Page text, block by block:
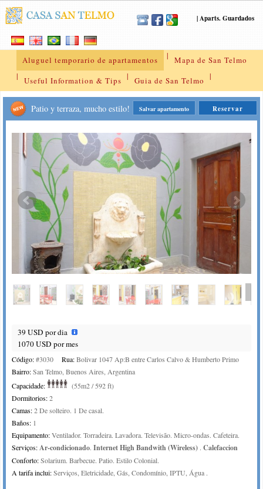
|Aparts. Guardados
Aluguel temporario de apartamentos |
Mapa de San Telmo
|
Useful Information & Tips | Guia de San Telmo |
Patio y terraza, mucho estilo! Reservar
Salvar apartamento
39 USD por dia
1070 USD por mes
Código:#3030 Rua:Bolivar 1047 Ap:B entre Carlos Calvo & Humberto Primo
Bairro:San Telmo, Buenos Aires, Argentina
Capacidade:
(55m2 / 592 ft)
Dormitorios:2
Camas:2 De solteiro. 1 De casal.
Baños: 1
Equipamento:Ventilador. Torradeira. Lavadora. Televisão. Micro-ondas. Cafeteira.
Serviços:Ar-condicionado. Internet High Bandwith (Wireless) . Calefaccion
Conforto:Solarium. Barbecue. Patio. Estilo Colonial.
A tarifa inclui:Serviços, Eletricidade, Gás, Condomínio, IPTU, Água .